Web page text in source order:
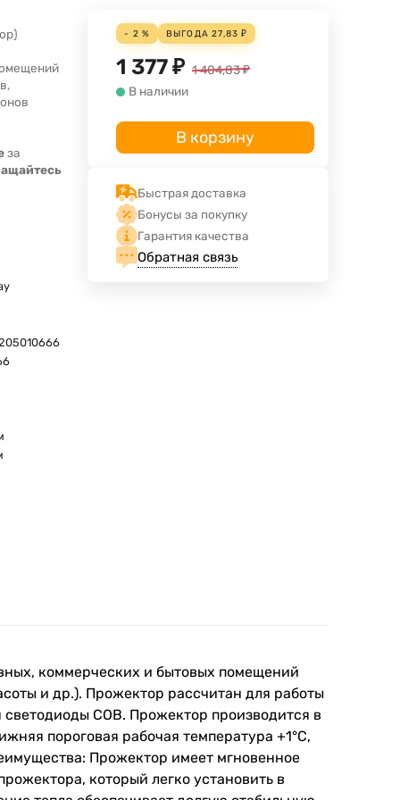
за
- 2 % ВЫГОДА27,83 ₽
1 377₽ 1 404,83₽
В наличии
В корзину
Быстрая доставка
Бонусы за покупку
Гарантия качества
Обратная связь
коммерческих и бытовых помещений
и др.). Прожектор рассчитан для работы
COB. Прожектор производится в
пороговая рабочая температура +1°C,
Прожектор имеет мгновенное
который легко установить в